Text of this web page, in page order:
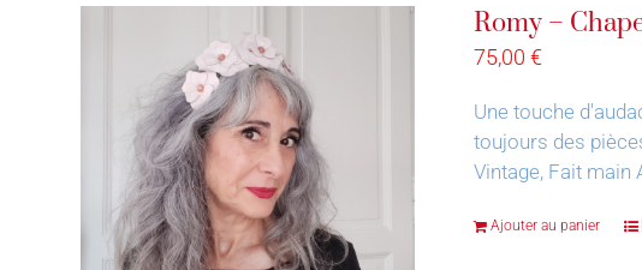
Romy –
75,00 €
Une touche
toujours des
Vintage, Fait
Ajouter au panier